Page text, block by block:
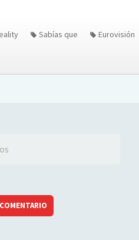
Sabías que Eurovisión